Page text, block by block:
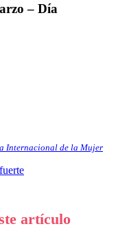
– Día
Internacional de la Mujer
artículo